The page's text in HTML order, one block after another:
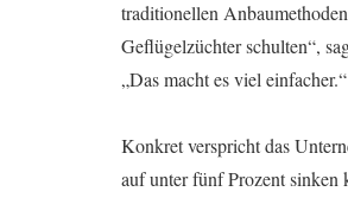
traditionellen
Geflügelzüchter schulten“,
„Das macht es viel einfacher.“
Konkret verspricht das
auf unter fünf Prozent sinken